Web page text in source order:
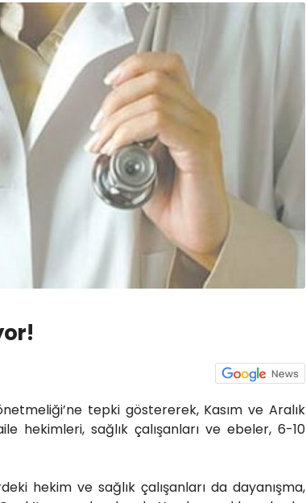
tepki göstererek, Kasım ve Aralık
hekimleri, sağlık çalışanları ve ebeler, 6-10
hekim ve sağlık çalışanları da dayanışma,